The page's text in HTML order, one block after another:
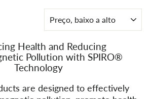
ORDENAR
Health and Reducing
Pollution with SPIRO®
Technology
are designed to effectively